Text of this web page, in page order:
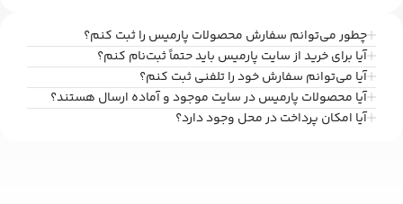
چطور می‌توانم سفارش محصولات پارمیس را ثبت کنم؟
آیا برای خرید از سایت پارمیس باید حتماً ثبت‌نام کنم؟
آیا می‌توانم سفارش خود را تلفنی ثبت کنم؟
آیا محصولات پارمیس در سایت موجود و آماده ارسال هستند؟
آیا امکان پرداخت در محل وجود دارد؟